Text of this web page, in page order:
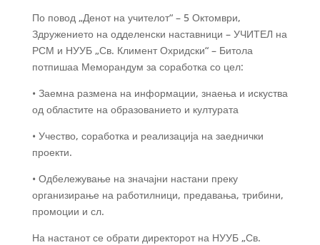
По повод „Денот на учителот“ – 5 Октомври,
Здружението на одделенски наставници – УЧИТЕЛ на
РСМ и НУУБ „Св. Климент Охридски“ – Битола
потпишаа Меморандум за соработка со цел:
• Заемна размена на информации, знаења и искуства
од областите на образованието и културата
• Учество, соработка и реализација на заеднички
проекти.
• Одбележување на значајни настани преку
организирање на работилници, предавања, трибини,
промоции и сл.
На настанот се обрати директорот на НУУБ „Св.